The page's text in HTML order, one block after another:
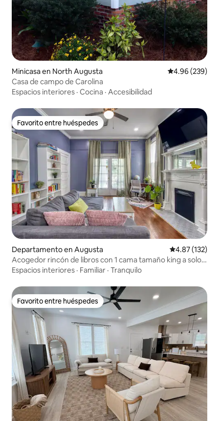
Minicasa en North Augusta Calificación
4.96 (239)
Casa de campo de Carolina
Espacios interiores · Cocina · Accesibilidad
Favorito entre huéspedes
Favorito entre huéspedes
Departamento en Augusta Calificación
4.87 (132)
Acogedor rincón de libros con 1 cama tamaño king a solo
12 minutos de Masters
Espacios interiores · Familiar · Tranquilo
Favorito entre huéspedes
Favorito entre huéspedes